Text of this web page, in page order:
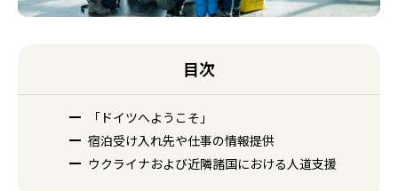
目次
「ドイツへようこそ」
宿泊受け入れ先や仕事の情報提供
ウクライナおよび近隣諸国における人道支援